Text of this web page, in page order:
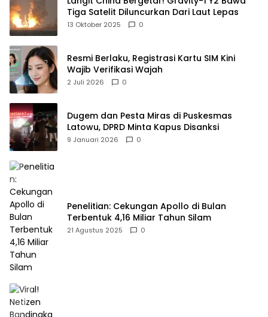
Tiga Satelit Diluncurkan Dari Laut Lepas
13 Oktober 2025 0
Resmi Berlaku, Registrasi Kartu SIM Kini
Wajib Verifikasi Wajah
2 Juli 2026 0
Dugem dan Pesta Miras di Puskesmas
Latowu, DPRD Minta Kapus Disanksi
9 Januari 2026 0
Penelitian: Cekungan Apollo di Bulan
Terbentuk 4,16 Miliar Tahun Silam
21 Agustus 2025 0